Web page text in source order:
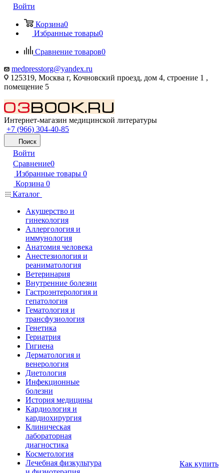
Войти
Корзина0
Избранные товары0
Сравнение товаров0
medpresstorg@yandex.ru
125319, Москва г, Кочновский проезд, дом 4, строение 1 ,
помещение 5
Интернет-магазин медицинской литературы
+7 (966) 304-40-85
Поиск
Войти
Сравнение0
Избранные товары 0
Корзина 0
Каталог
Акушерство и
гинекология
Аллергология и
иммунология
Анатомия человека
Анестезиология и
реаниматология
Ветеринария
Внутренние болезни
Гастроэнтерология и
гепатология
Гематология и
трансфузиология
Генетика
Гериатрия
Гигиена
Дерматология и
венерология
Диетология
Инфекционные
болезни
История медицины
Кардиология и
кардиохирургия
Клиническая
лабораторная
диагностика
Косметология
Лечебная физкультура
Как купить